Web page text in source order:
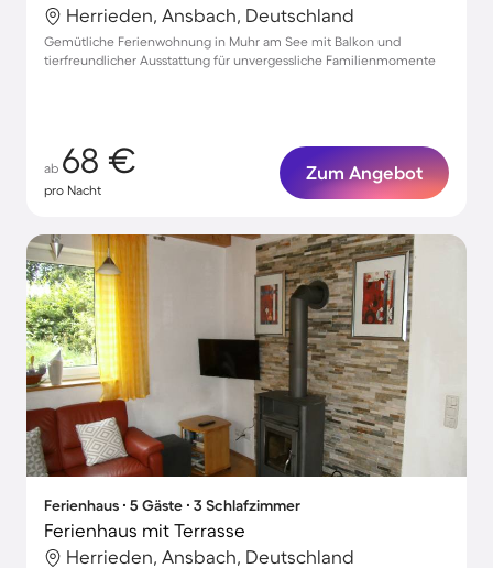
Herrieden, Ansbach, Deutschland
Gemütliche Ferienwohnung in Muhr am See mit Balkon und
tierfreundlicher Ausstattung für unvergessliche Familienmomente
ab 68 €
pro Nacht
Zum Angebot
Ferienhaus ∙ 5 Gäste ∙ 3 Schlafzimmer
Ferienhaus mit Terrasse
Herrieden, Ansbach, Deutschland